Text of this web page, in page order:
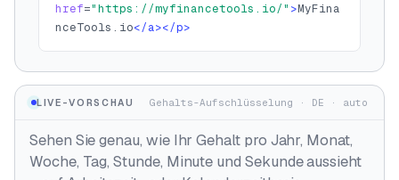
href="https://myfinancetools.io/" >MyFina
nceTools.io</a></p>
LIVE-VORSCHAU Gehalts-Aufschlüsselung · DE · auto